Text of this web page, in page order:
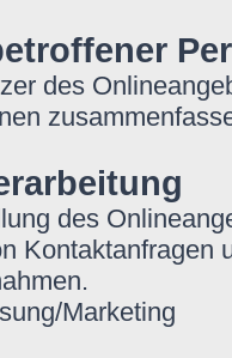
des
des
Kontaktanfragen
Marketing